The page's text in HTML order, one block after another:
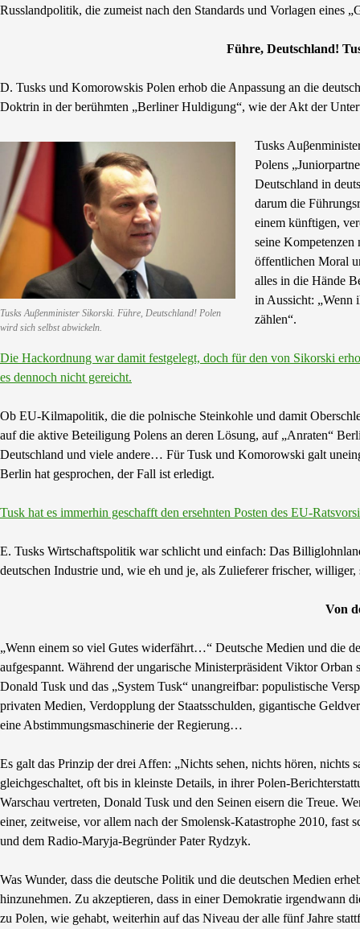
Russlandpolitik, die zumeist nach den Standards und Vorlagen eines
Führe, Deutschland!
D. Tusks und Komorowskis Polen erhob die Anpassung an die
Doktrin in der berühmten „Berliner Huldigung“, wie der Akt der
Tusks Auβenminister Sikorski. Führe, Deutschland! Polen
wird sich selbst abwickeln.
Tusks
Polens
Deutschland in
darum die
einem künftigen,
seine Kompetenzen
öffentlichen Moral
alles in die Hände
in Aussicht: „Wenn
zählen“.
Die Hackordnung war damit festgelegt, doch für den von Sikorski
es dennoch nicht gereicht.
Ob EU-Kilmapolitik, die die polnische Steinkohle und damit
auf die aktive Beteiligung Polens an deren Lösung, auf „Anraten“
Deutschland und viele andere… Für Tusk und Komorowski galt
Berlin hat gesprochen, der Fall ist erledigt.
Tusk hat es immerhin geschafft den ersehnten Posten des EU-
E. Tusks Wirtschaftspolitik war schlicht und einfach: Das
deutschen Industrie und, wie eh und je, als Zulieferer frischer,
Von
„Wenn einem so viel Gutes widerfährt…“ Deutsche Medien und die
aufgespannt. Während der ungarische Ministerpräsident Viktor
Donald Tusk und das „System Tusk“ unangreifbar: populistische
privaten Medien, Verdopplung der Staatsschulden, gigantische
eine Abstimmungsmaschinerie der Regierung…
Es galt das Prinzip der drei Affen: „Nichts sehen, nichts hören,
gleichgeschaltet, oft bis in kleinste Details, in ihrer Polen-
Warschau vertreten, Donald Tusk und den Seinen eisern die Treue.
einer, zeitweise, vor allem nach der Smolensk-Katastrophe 2010,
und dem Radio-Maryja-Begründer Pater Rydzyk.
Was Wunder, dass die deutsche Politik und die deutschen Medien
hinzunehmen. Zu akzeptieren, dass in einer Demokratie irgendwann
zu Polen, wie gehabt, weiterhin auf das Niveau der alle fünf Jahre